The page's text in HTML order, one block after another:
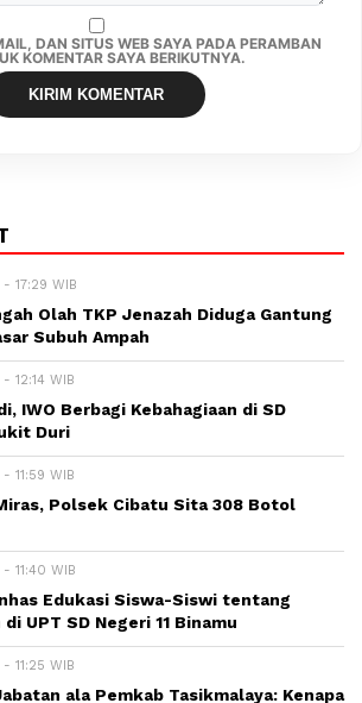
DAN SITUS WEB SAYA PADA PERAMBAN
KOMENTAR SAYA BERIKUTNYA.
17:29 WIB
Olah TKP Jenazah Diduga Gantung
Subuh Ampah
12:14 WIB
IWO Berbagi Kebahagiaan di SD
Duri
11:59 WIB
Polsek Cibatu Sita 308 Botol
11:40 WIB
Edukasi Siswa-Siswi tentang
UPT SD Negeri 11 Binamu
11:25 WIB
ala Pemkab Tasikmalaya: Kenapa